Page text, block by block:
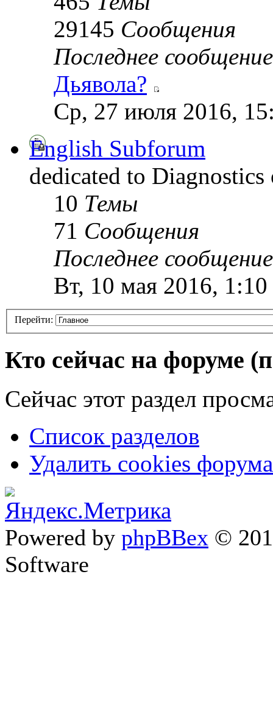
29145 Сообщения
Последнее сообщение
Дьявола?
Ср, 27 июля 2016,
English Subforum
dedicated to
10 Темы
71 Сообщения
Последнее сообщение
Вт, 10 мая 2016, 1:10
Перейти:
Кто сейчас на форуме
Сейчас этот раздел
Список разделов
Удалить cookies форума
Powered by phpBBex ©
Software